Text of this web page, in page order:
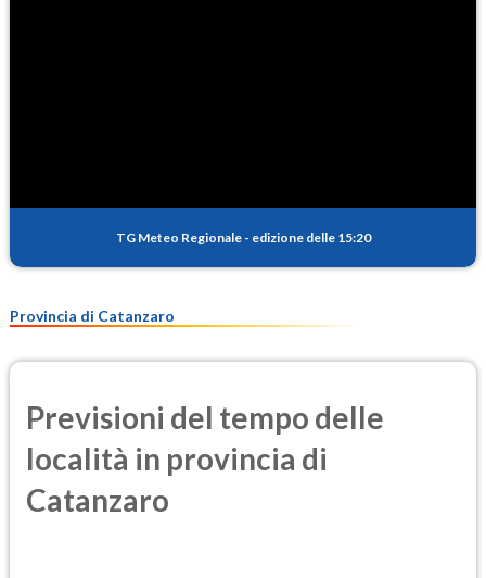
TG Meteo Regionale - edizione delle 15:20
Provincia di Catanzaro
Previsioni del tempo delle
località in provincia di
Catanzaro